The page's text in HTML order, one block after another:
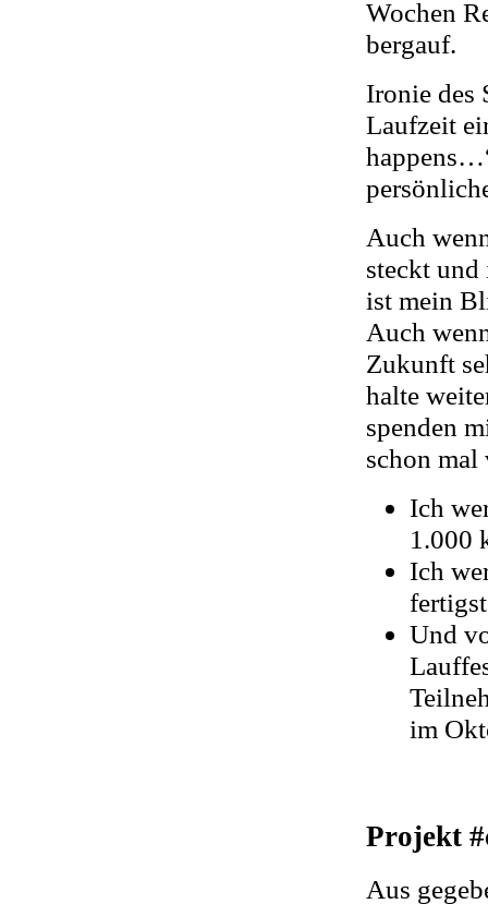
Wochen
bergauf.
Ironie des
Laufzeit
Auch
steckt
ist mein
Auch
Zukunft
halte
spenden
schon mal
Ich
1.000
Ich
Und
im
Projekt
Aus